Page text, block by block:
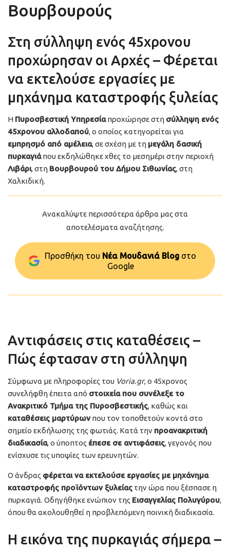
Βουρβουρούς
Στη σύλληψη ενός 45χρονου
προχώρησαν οι Αρχές – Φέρεται
να εκτελούσε εργασίες με
μηχάνημα καταστροφής ξυλείας
Η Πυροσβεστική Υπηρεσίαπροχώρησε στη σύλληψη ενός
45χρονου αλλοδαπού, ο οποίος κατηγορείται για
εμπρησμό από αμέλεια, σε σχέση με τη μεγάλη δασική
πυρκαγιάπου εκδηλώθηκε χθες το μεσημέρι στην περιοχή
Λιβάρι, στη Βουρβουρού του Δήμου Σιθωνίας, στη
Χαλκιδική.
Ανακαλύψτε περισσότερα άρθρα μας στα
αποτελέσματα αναζήτησης.
Προσθήκη του Νέα Μουδανιά Blog στo
Google
Αντιφάσεις στις καταθέσεις –
Πώς έφτασαν στη σύλληψη
Σύμφωνα με πληροφορίες του Voria.gr, ο 45χρονος
συνελήφθη έπειτα από στοιχεία που συνέλεξε το
Ανακριτικό Τμήμα της Πυροσβεστικής, καθώς και
καταθέσεις μαρτύρωνπου τον τοποθετούν κοντά στο
σημείο εκδήλωσης της φωτιάς. Κατά την προανακριτική
διαδικασία, ο ύποπτος έπεσε σε αντιφάσεις, γεγονός που
ενίσχυσε τις υποψίες των ερευνητών.
Ο άνδρας φέρεται να εκτελούσε εργασίες με μηχάνημα
καταστροφής προϊόντων ξυλείας την ώρα που ξέσπασε η
πυρκαγιά. Οδηγήθηκε ενώπιον της Εισαγγελίας Πολυγύρου,
όπου θα ακολουθηθεί η προβλεπόμενη ποινική διαδικασία.
Η εικόνα της πυρκαγιάς σήμερα –